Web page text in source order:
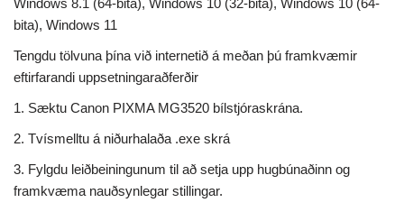
Windows 8.1 (64-bita), Windows 10 (32-bita), Windows 10 (64-
bita), Windows 11
Tengdu tölvuna þína við internetið á meðan þú framkvæmir
eftirfarandi uppsetningaraðferðir
1. Sæktu Canon PIXMA MG3520 bílstjóraskrána.
2. Tvísmelltu á niðurhalaða .exe skrá
3. Fylgdu leiðbeiningunum til að setja upp hugbúnaðinn og
framkvæma nauðsynlegar stillingar.